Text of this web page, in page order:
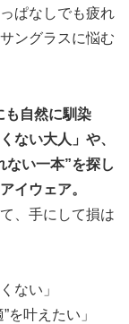
ぱなしでも疲れ
ングラスに悩む
も自然に馴染
ない大人」や、
ない一本”を探し
イウェア。
、手にして損は
ない」
を叶えたい」